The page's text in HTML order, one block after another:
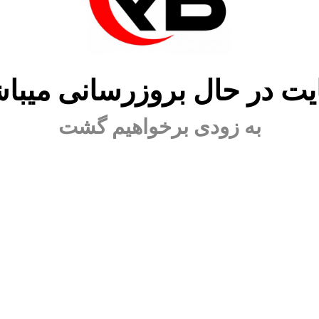
در حال بروزرسانی
به زودی برخواهیم گشت